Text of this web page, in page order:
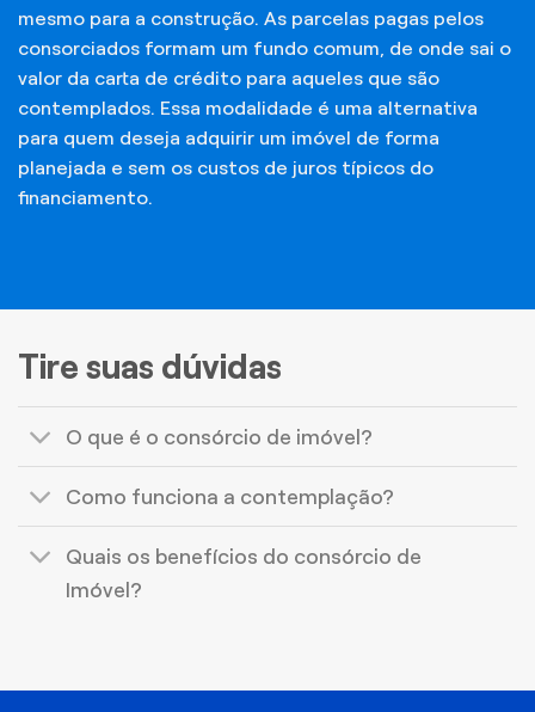
mesmo para a construção. As parcelas pagas pelos
consorciados formam um fundo comum, de onde sai o
valor da carta de crédito para aqueles que são
contemplados. Essa modalidade é uma alternativa
para quem deseja adquirir um imóvel de forma
planejada e sem os custos de juros típicos do
financiamento.
Tire suas dúvidas
O que é o consórcio de imóvel?
Como funciona a contemplação?
Quais os benefícios do consórcio de
Imóvel?